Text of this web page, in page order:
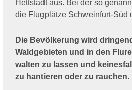
Hettstadt aus. Bei der so
die Flugplätze Schweinfurt-Süd
Die Bevölkerung wird
Waldgebieten und in den
walten zu lassen und
zu hantieren oder zu rauchen.